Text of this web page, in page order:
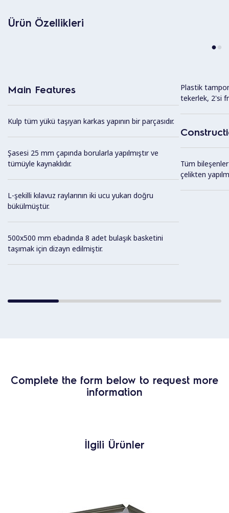
Ürün Özellikleri
Main Features
Kulp tüm yükü taşıyan karkas yapının bir parçasıdır.
Şasesi 25 mm çapında borularla yapılmıştır ve
tümüyle kaynaklıdır.
L-şekilli kılavuz raylarının iki ucu yukarı doğru
bükülmüştür.
500x500 mm ebadında 8 adet bulaşık basketini
taşımak için dizayn edilmiştir.
Plastik
tekerlek, 2'si
Tüm
çelikten
Complete the form below to request more
information
İlgili Ürünler